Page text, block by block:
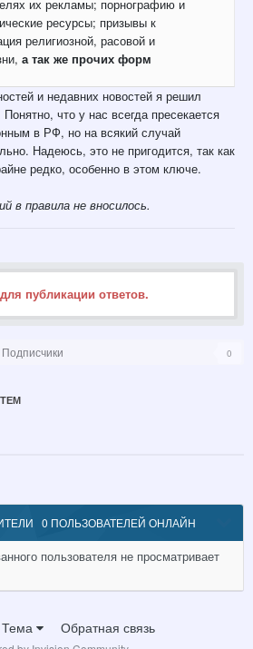
их рекламы; порнографию и
ресурсы; призывы к
религиозной, расовой и
а так же прочих форм
и недавних новостей я решил
что у нас всегда пресекается
в РФ, но на всякий случай
Надеюсь, это не пригодится, так как
редко, особенно в этом ключе.
в правила не вносилось.
публикации ответов.
Подписчики 0
0 ПОЛЬЗОВАТЕЛЕЙ ОНЛАЙН
пользователя не просматривает
Тема Обратная связь